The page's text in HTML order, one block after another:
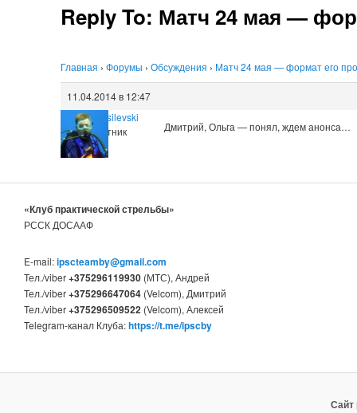
Reply To: Матч 24 мая —
Главная › Форумы › Обсуждения › Матч 24 мая — формат его
11.04.2014 в 12:47
Andrei Vasilevski
Участник
Дмитрий, Ольга — понял, ждем анонса…
«Клуб практической стрельбы»
РССК ДОСААФ
E-mail:ipscteamby@gmail.com
Тел./viber+375296119930 (МТС), Андрей
Тел./viber+375296647064 (Velcom), Дмитрий
Тел./viber+375296509522 (Velcom), Алексей
Telegram-канал Клуба:https://t.me/ipscby
Сайт